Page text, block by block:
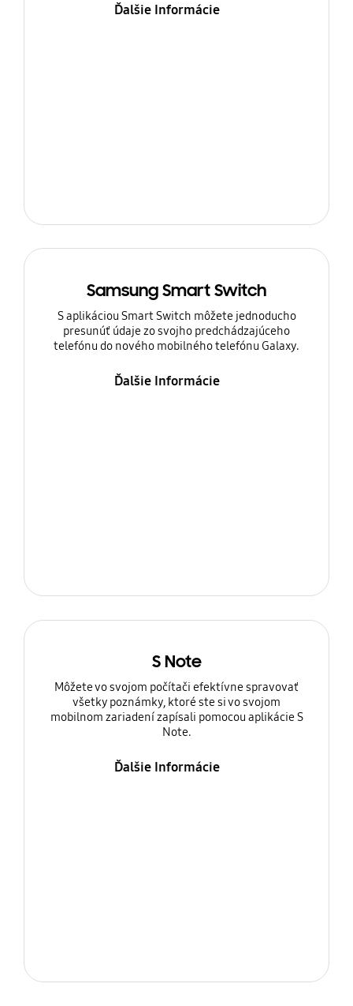
Ďalšie Informácie
Samsung Smart Switch
S aplikáciou Smart Switch môžete jednoducho
presunúť údaje zo svojho predchádzajúceho
telefónu do nového mobilného telefónu Galaxy.
Ďalšie Informácie
S Note
Môžete vo svojom počítači efektívne spravovať
všetky poznámky, ktoré ste si vo svojom
mobilnom zariadení zapísali pomocou aplikácie S
Note.
Ďalšie Informácie